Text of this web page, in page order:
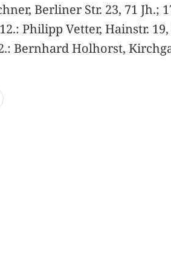
Berliner Str. 23, 71 Jh.;
Philipp Vetter, Hainstr.
Bernhard Holhorst,